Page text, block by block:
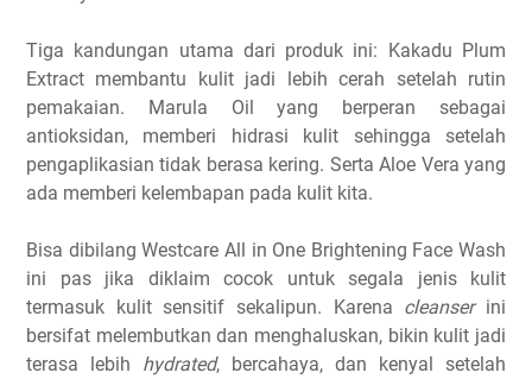
Tiga kandungan utama dari produk ini: Kakadu Plum
Extract membantu kulit jadi lebih cerah setelah rutin
pemakaian. Marula Oil yang berperan sebagai
antioksidan, memberi hidrasi kulit sehingga setelah
pengaplikasian tidak berasa kering. Serta Aloe Vera yang
ada memberi kelembapan pada kulit kita.
Bisa dibilang Westcare All in One Brightening Face Wash
ini pas jika diklaim cocok untuk segala jenis kulit
termasuk kulit sensitif sekalipun. Karena cleanserini
bersifat melembutkan dan menghaluskan, bikin kulit jadi
terasa lebih hydrated, bercahaya, dan kenyal setelah